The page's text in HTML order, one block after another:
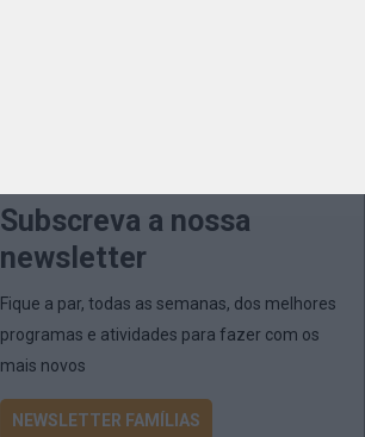
Subscreva a nossa
newsletter
Fique a par, todas as semanas, dos melhores
programas e atividades para fazer com os
mais novos
NEWSLETTER FAMÍLIAS